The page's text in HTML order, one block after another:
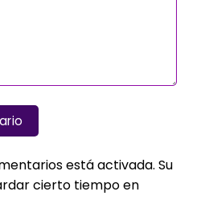
está activada. Su
cierto tiempo en